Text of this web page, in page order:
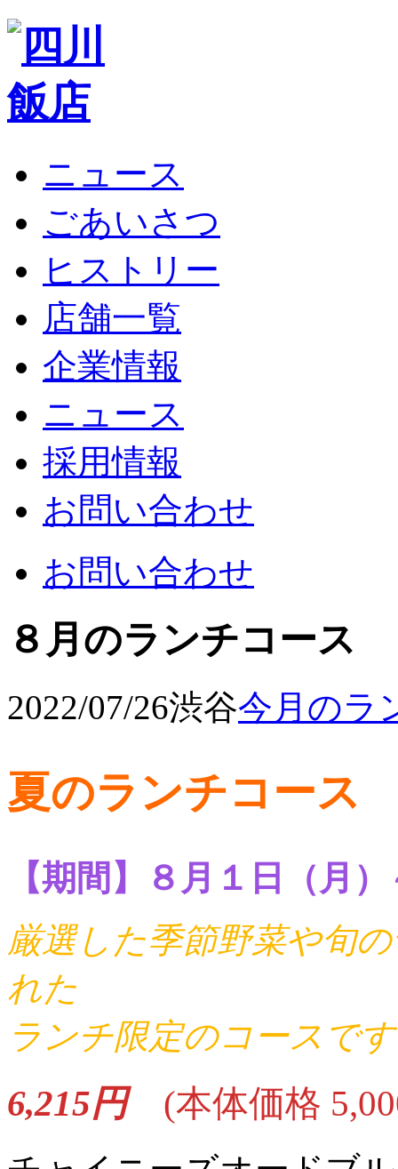
ニュース
ごあいさつ
ヒストリー
店舗一覧
企業情報
ニュース
採用情報
お問い合わせ
お問い合わせ
８月のランチコース
2022/07/26渋谷今月のラ
夏のランチコース
【期間】８月１日（月
厳選した季節野菜や旬
れた
ランチ限定のコースです
6,215円(本体価格